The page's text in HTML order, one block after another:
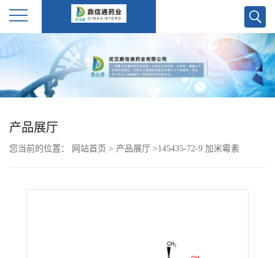
公
产品展厅
您当前的位置： 网站首页 > 产品展厅 >145435-72-9 加米霉素